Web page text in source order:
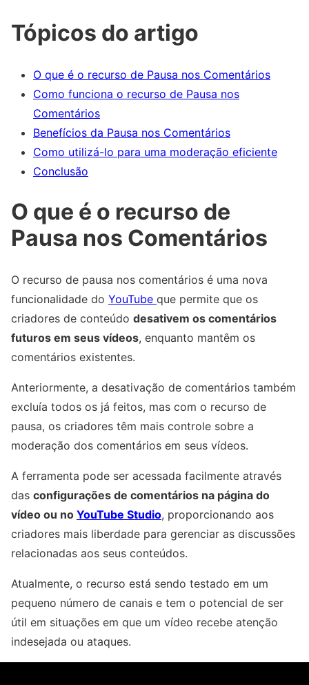
Tópicos do artigo
O que é o recurso de Pausa nos Comentários
Como funciona o recurso de Pausa nos
Comentários
Benefícios da Pausa nos Comentários
Como utilizá-lo para uma moderação eficiente
Conclusão
O que é o recurso de
Pausa nos Comentários
O recurso de pausa nos comentários é uma nova
funcionalidade do YouTube que permite que os
criadores de conteúdo desativem os comentários
futuros em seus vídeos, enquanto mantêm os
comentários existentes.
Anteriormente, a desativação de comentários também
excluía todos os já feitos, mas com o recurso de
pausa, os criadores têm mais controle sobre a
moderação dos comentários em seus vídeos.
A ferramenta pode ser acessada facilmente através
das configurações de comentários na página do
vídeo ou no YouTube Studio, proporcionando aos
criadores mais liberdade para gerenciar as discussões
relacionadas aos seus conteúdos.
Atualmente, o recurso está sendo testado em um
pequeno número de canais e tem o potencial de ser
útil em situações em que um vídeo recebe atenção
indesejada ou ataques.